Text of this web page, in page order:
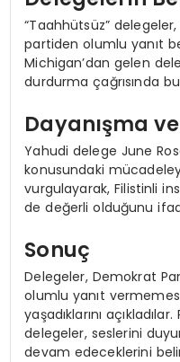
“Taahhütsüz”
partiden olumlu yanıt
Michigan’dan gelen
durdurma çağrısında
Dayanışma
Yahudi delege June
konusundaki
vurgulayarak, Filistinli
de değerli olduğunu
Sonuç
Delegeler, Demokrat
olumlu yanıt
yaşadıklarını
delegeler, seslerini
devam edeceklerini